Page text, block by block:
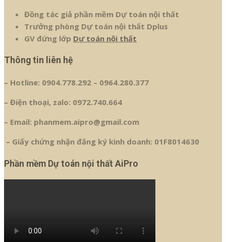
Đồng tác giả phần mềm Dự toán nội thất
Trưởng phòng Dự toán nội thất Dplus
GV đứng lớp Dự toán nội thất
Thông tin liên hệ
– Hotline: 0904.778.292 – 0964.280.377
– Điện thoại, zalo: 0972.740.664
– Email: phanmem.aipro@gmail.com
– Giấy chứng nhận đăng ký kinh doanh: 01F8014630
Phần mềm Dự toán nội thất AiPro